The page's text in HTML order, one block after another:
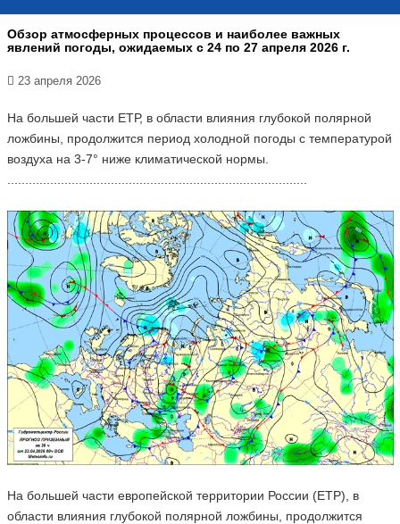
Обзор атмосферных процессов и наиболее важных
явлений погоды, ожидаемых с 24 по 27 апреля 2026 г.
23 апреля 2026
На большей части ЕТР, в области влияния глубокой полярной
ложбины, продолжится период холодной погоды с температурой
воздуха на 3-7° ниже климатической нормы.
На большей части европейской территории России (ЕТР), в
области влияния глубокой полярной ложбины, продолжится